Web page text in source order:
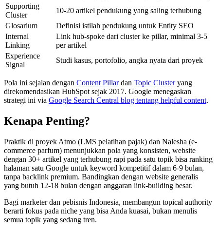
Supporting
Cluster
10-20 artikel pendukung yang saling terhubung
Glosarium
Definisi istilah pendukung untuk Entity SEO
Internal
Linking
Link hub-spoke dari cluster ke pillar, minimal 3-5
per artikel
Experience
Signal
Studi kasus, portofolio, angka nyata dari proyek
Pola ini sejalan dengan Content Pillardan Topic Clusteryang
direkomendasikan HubSpot sejak 2017. Google menegaskan
strategi ini via Google Search Central blog tentang helpful content.
Kenapa Penting?
Praktik di proyek Atmo (LMS pelatihan pajak) dan Nalesha (e-
commerce parfum) menunjukkan pola yang konsisten, website
dengan 30+ artikel yang terhubung rapi pada satu topik bisa ranking
halaman satu Google untuk keyword kompetitif dalam 6-9 bulan,
tanpa backlink premium. Bandingkan dengan website generalis
yang butuh 12-18 bulan dengan anggaran link-building besar.
Bagi marketer dan pebisnis Indonesia, membangun topical authority
berarti fokus pada niche yang bisa Anda kuasai, bukan menulis
semua topik yang sedang tren.